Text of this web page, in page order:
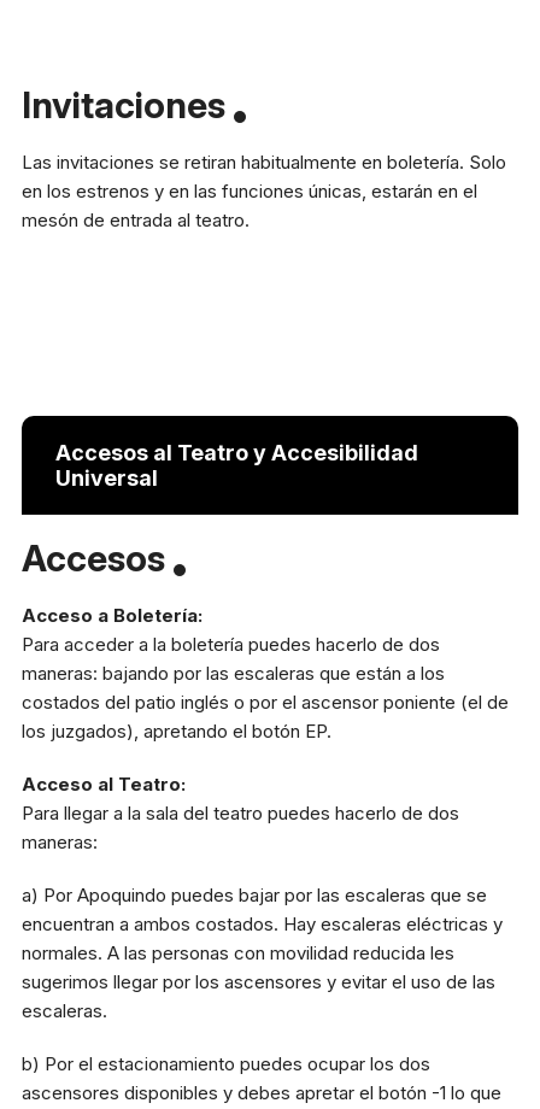
Invitaciones
Las invitaciones se retiran habitualmente en boletería. Solo
en los estrenos y en las funciones únicas, estarán en el
mesón de entrada al teatro.
Accesos al Teatro y Accesibilidad
Universal
Accesos
Acceso a Boletería:
Para acceder a la boletería puedes hacerlo de dos
maneras: bajando por las escaleras que están a los
costados del patio inglés o por el ascensor poniente (el de
los juzgados), apretando el botón EP.
Acceso al Teatro:
Para llegar a la sala del teatro puedes hacerlo de dos
maneras:
a) Por Apoquindo puedes bajar por las escaleras que se
encuentran a ambos costados. Hay escaleras eléctricas y
normales. A las personas con movilidad reducida les
sugerimos llegar por los ascensores y evitar el uso de las
escaleras.
b) Por el estacionamiento puedes ocupar los dos
ascensores disponibles y debes apretar el botón -1 lo que